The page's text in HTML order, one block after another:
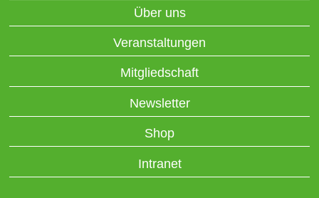
Über uns
Veranstaltungen
Mitgliedschaft
Newsletter
Shop
Intranet